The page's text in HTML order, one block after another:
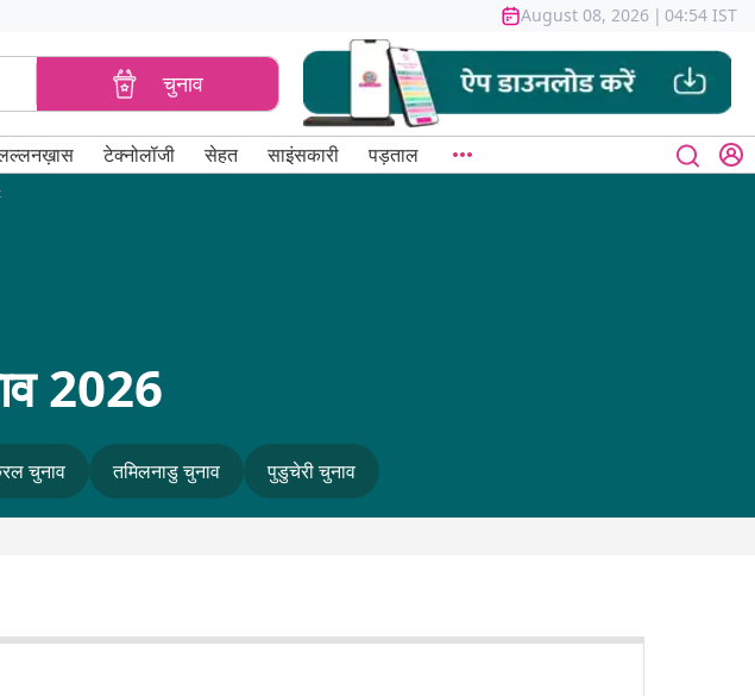
August 08, 2026 | 04:54 IST
चुनाव
टेक्नोलॉजी सेहत साइंसकारी पड़ताल
2026
चुनाव तमिलनाडु चुनाव पुडुचेरी चुनाव